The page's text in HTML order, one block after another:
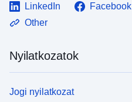
LinkedIn Facebook
Other
Nyilatkozatok
Jogi nyilatkozat